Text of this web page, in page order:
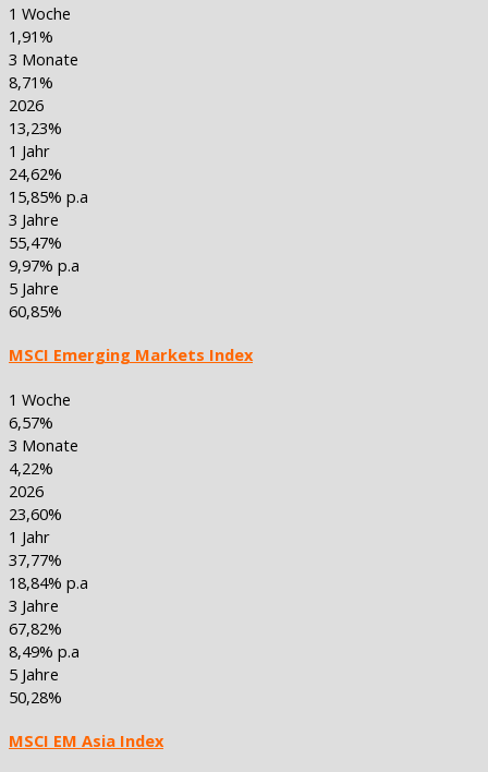
1 Woche
1,91%
3 Monate
8,71%
2026
13,23%
1 Jahr
24,62%
15,85% p.a
3 Jahre
55,47%
9,97% p.a
5 Jahre
60,85%
MSCI Emerging Markets Index
1 Woche
6,57%
3 Monate
4,22%
2026
23,60%
1 Jahr
37,77%
18,84% p.a
3 Jahre
67,82%
8,49% p.a
5 Jahre
50,28%
MSCI EM Asia Index